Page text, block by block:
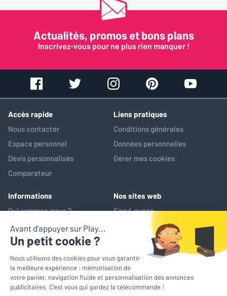
Actualités, promos et bons plans
Inscrivez-vous pour ne plus rien manquer !
Accès rapide
Nous contacter
Espace personnel
Devis personnalisés
Comparateur
Liens pratiques
Conditions générales
Données personnelles
Gérer mes cookies
Informations
Qui sommes-nous ?
Nos services
Service après-vente
Nos sites web
EasyLounge
*Prix de référence : ce prix correspond au prix le plus bas pratiqué
sur les 30 jours précédant l'opération promotionnelle
© EasyLounge 2026 - Tous droits réservés